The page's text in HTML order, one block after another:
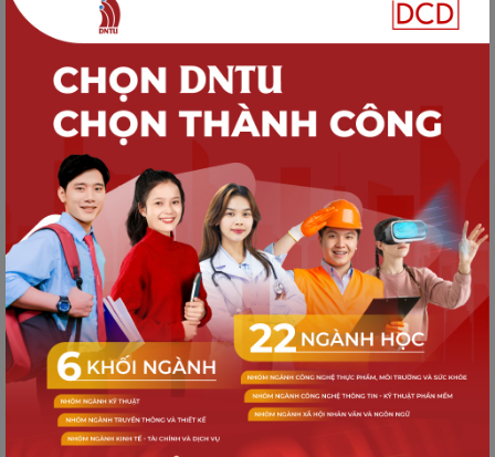
TUYỂN SINH
Quy trình nhập học dành cho Tân sinh
viên K21